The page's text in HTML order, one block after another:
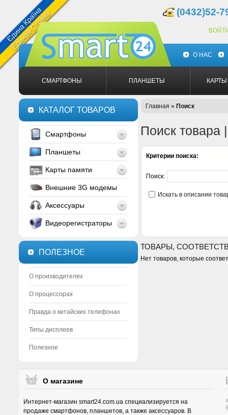
(0432)52-
О НАС
СМАРТФОНЫ ПЛАНШЕТЫ
КАТАЛОГ ТОВАРОВ
Смартфоны
Планшеты
Карты памяти
Внешние 3G модемы
Аксессуары
Видеорегистраторы
ПОЛЕЗНОЕ
О производителях
О процессорах
Правда о китайских телефонах
Типы дисплеев
Полезное
Главная » Поиск
Поиск товара
Критерии поиска:
Поиск:
Искать в описании
ТОВАРЫ,
Нет товаров, которые
О магазине
Интернет-магазин smart24.com.ua специализируется на
продаже смартфонов, планшетов, а также аксессуаров. В